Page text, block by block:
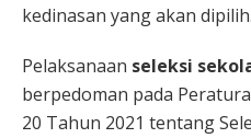
kedinasan yang akan dipilih.
Pelaksanaan seleksi
berpedoman pada
20 Tahun 2021 tentang